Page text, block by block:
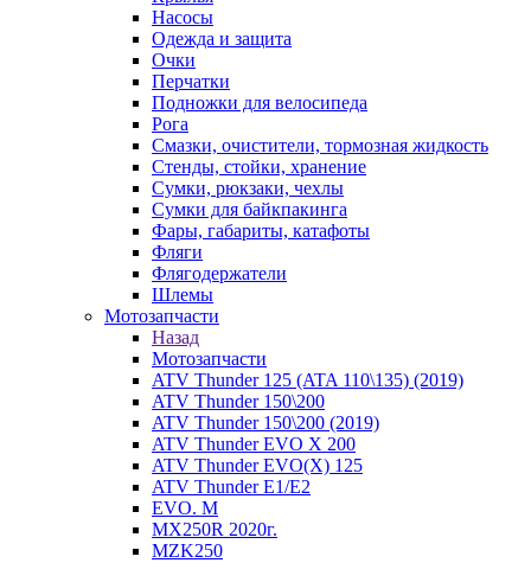
Насосы
Одежда и защита
Очки
Перчатки
Подножки для велосипеда
Рога
Смазки, очистители, тормозная жидкость
Стенды, стойки, хранение
Сумки, рюкзаки, чехлы
Сумки для байкпакинга
Фары, габариты, катафоты
Фляги
Флягодержатели
Шлемы
Мотозапчасти
Назад
Мотозапчасти
ATV Thunder 125 (ATA 110\135) (2019)
ATV Thunder 150\200
ATV Thunder 150\200 (2019)
ATV Thunder EVO X 200
ATV Thunder EVO(X) 125
ATV Thunder Е1/Е2
EVO. M
MX250R 2020г.
MZK250